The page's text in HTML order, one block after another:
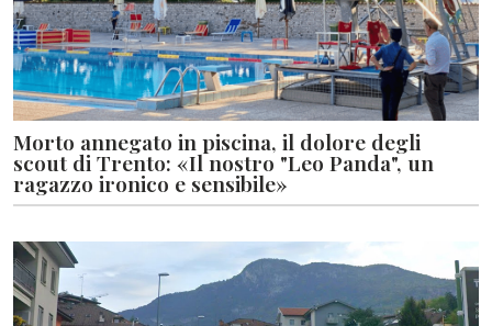
Morto annegato in piscina, il dolore degli
scout di Trento: «Il nostro "Leo Panda", un
ragazzo ironico e sensibile»